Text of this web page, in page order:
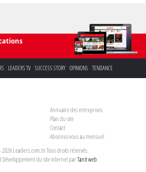
LEADERS TV SUCCESS STORY OPINIONS TENDANCE
Annuaire des entreprises
Plan du site
Contact
Abonnez-vous au mensuel
Leaders.com.tn Tous droits réservés.
Développement du site internet parTanit web